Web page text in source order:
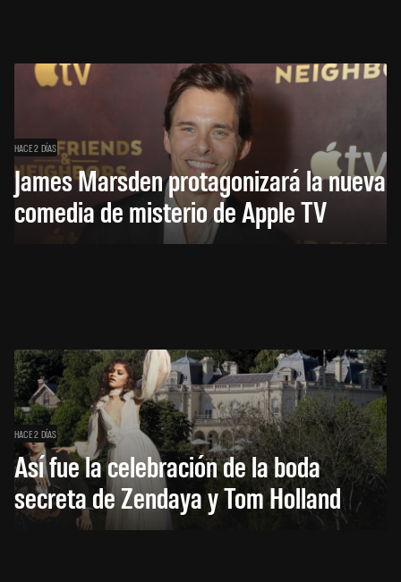
HACE 2 DÍAS
James Marsden protagonizará la nueva
comedia de misterio de Apple TV
HACE 2 DÍAS
Así fue la celebración de la boda
secreta de Zendaya y Tom Holland